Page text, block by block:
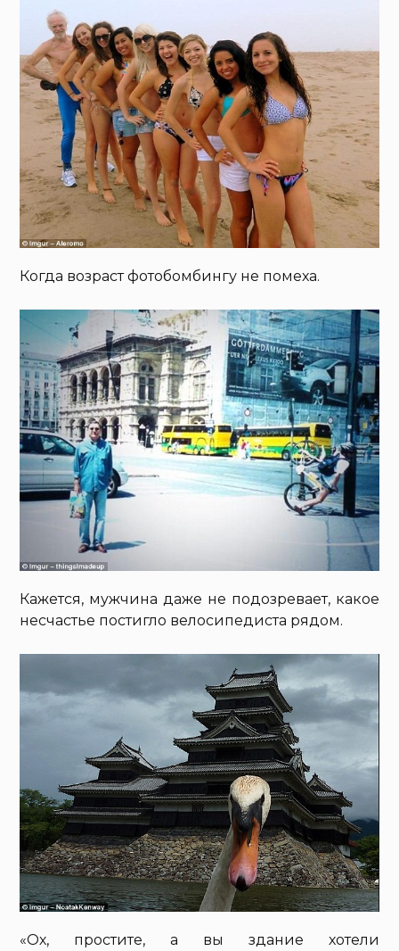
Когда возраст фотобомбингу не помеха.
Кажется, мужчина даже не подозревает, какое
несчастье постигло велосипедиста рядом.
«Ох, простите, а вы здание хотели